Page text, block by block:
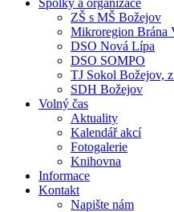
Spolky a organizace
ZŠ s MŠ Božejov
Mikroregion Brána
DSO Nová Lípa
DSO SOMPO
TJ Sokol Božejov,
SDH Božejov
Volný čas
Aktuality
Kalendář akcí
Fotogalerie
Knihovna
Informace
Kontakt
Napište nám